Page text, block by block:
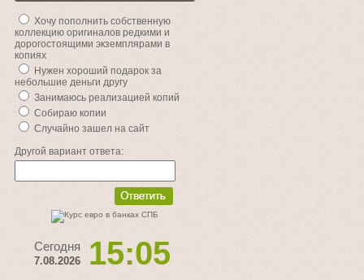
Хочу пополнить собственную
коллекцию оригиналов редкими и
дорогостоящими экземплярами в
копиях
Нужен хороший подарок за
небольшие деньги другу
Занимаюсь реализацией копий
Собираю копии
Случайно зашел на сайт
Другой вариант ответа:
Сегодня
7.08.2026 15:05